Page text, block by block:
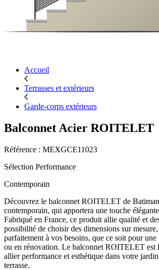
Accueil
Terrasses et extérieurs
Garde-corps extérieurs
Balconnet Acier ROITELET
Référence : MEXGCE11023
Sélection Performance
Contemporain
Découvrez le balconnet ROITELET de
contemporain, qui apportera une touche
Fabriqué en France, ce produit allie qualité et
possibilité de choisir des dimensions sur
parfaitement à vos besoins, que ce soit pour
ou en rénovation. Le balconnet ROITELET est
allier performance et esthétique dans votre
terrasse.